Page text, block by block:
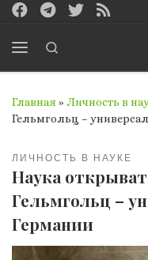
Перейти к
Главная » Личность в
Гельмгольц –
ЛИЧНОСТЬ В НАУКЕ
Наука
Гельмгольц –
Германии